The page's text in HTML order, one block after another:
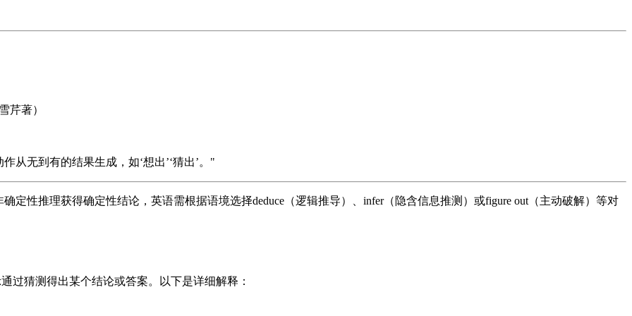
芹著）
从无到有的结果生成，如‘想出’‘猜出’。"
定性推理获得确定性结论，英语需根据语境选择deduce（逻辑推导）、infer（隐含信息推测）或figure out（主动破解）等对
过猜测得出某个结论或答案。以下是详细解释：